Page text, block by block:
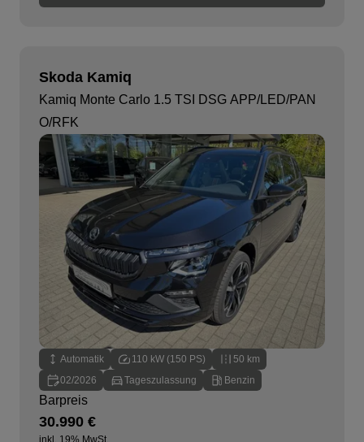
Skoda Kamiq
Kamiq Monte Carlo 1.5 TSI DSG APP/LED/PAN
O/RFK
Automatik 110 kW (150 PS)
50 km
02/2026
Tageszulassung Benzin
Barpreis
30.990 €
inkl. 19% MwSt.